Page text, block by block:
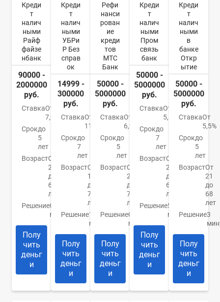
Креди
т
налич
ными
Райф
файзе
нбанк
90000 -
2000000
руб.
СтавкаОт
7,99%
Срокдо
5
лет
ВозрастОт
23
до
67
лет
РешениеОт 2
минут
Полу
чить
деньг
и
Креди
т
налич
ными
УБРи
Р Без
справ
ок
14999 -
300000
руб.
СтавкаОт
11%
Срокдо
7
лет
ВозрастОт
19
до
75
лет
Решение15
минут
Полу
чить
деньг
и
Рефи
нанси
рован
ие
креди
тов
МТС
Банк
50000 -
5000000
руб.
СтавкаОт
6,9%
Срокдо
5
лет
ВозрастОт
20
до
70
лет
РешениеОт 15
минут
Полу
чить
деньг
и
Креди
т
налич
ными
Пром
связь
банк
50000 -
5000000
руб.
СтавкаОт
5,5%
Срокдо
7
лет
ВозрастОт
23
до
65
лет
Решение5
минут
Полу
чить
деньг
и
Креди
т
налич
ными
в
банке
Откр
ытие
50000 -
5000000
руб.
СтавкаОт
5,5%
Срокдо
5
лет
ВозрастОт
21
до
68
лет
Решение3
Полу
чить
деньг
и